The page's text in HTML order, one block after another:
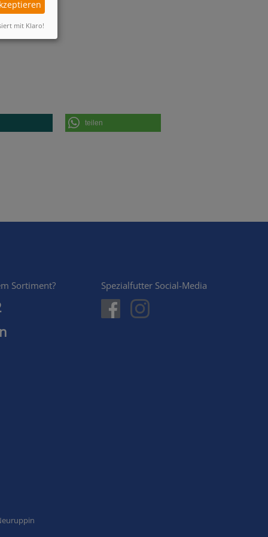
teilen
Sortiment? Spezialfutter Social-Media
mit Klaro!